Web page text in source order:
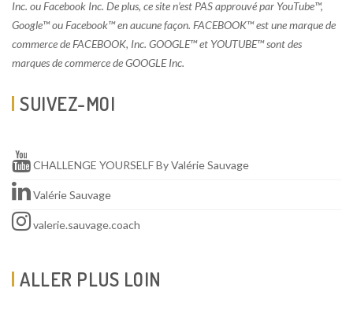
Inc. ou Facebook Inc. De plus, ce site n’est PAS approuvé par YouTube™,
Google™ ou Facebook™ en aucune façon. FACEBOOK™ est une marque de
commerce de FACEBOOK, Inc. GOOGLE™ et YOUTUBE™ sont des
marques de commerce de GOOGLE Inc.
SUIVEZ-MOI
CHALLENGE YOURSELF By Valérie Sauvage
Valérie Sauvage
valerie.sauvage.coach
ALLER PLUS LOIN